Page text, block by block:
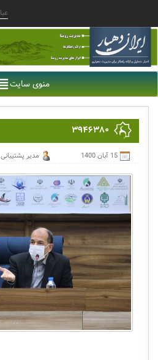
منوی سایت
۳۹۴۶۳۸۰
15 آبان 1400 مدیر پشتیبانی